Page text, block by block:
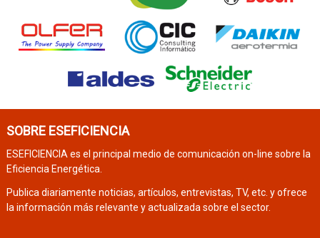
SOBRE ESEFICIENCIA
ESEFICIENCIA es el principal medio de comunicación on-line sobre la
Eficiencia Energética.
Publica diariamente noticias, artículos, entrevistas, TV, etc. y ofrece
la información más relevante y actualizada sobre el sector.